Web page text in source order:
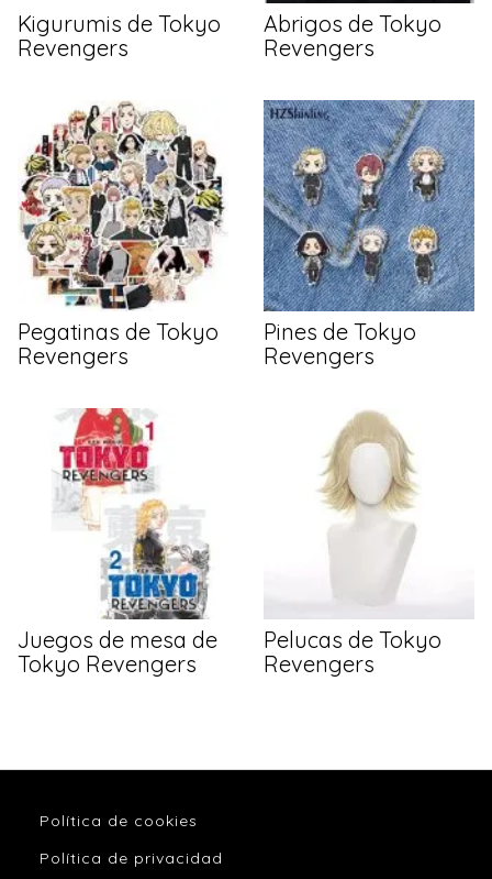
Kigurumis de Tokyo
Revengers
Abrigos de Tokyo
Revengers
Pegatinas de Tokyo
Revengers
Pines de Tokyo
Revengers
Juegos de mesa de
Tokyo Revengers
Pelucas de Tokyo
Revengers
Política de cookies
Política de privacidad